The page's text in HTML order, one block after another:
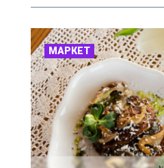
МАРКЕТ